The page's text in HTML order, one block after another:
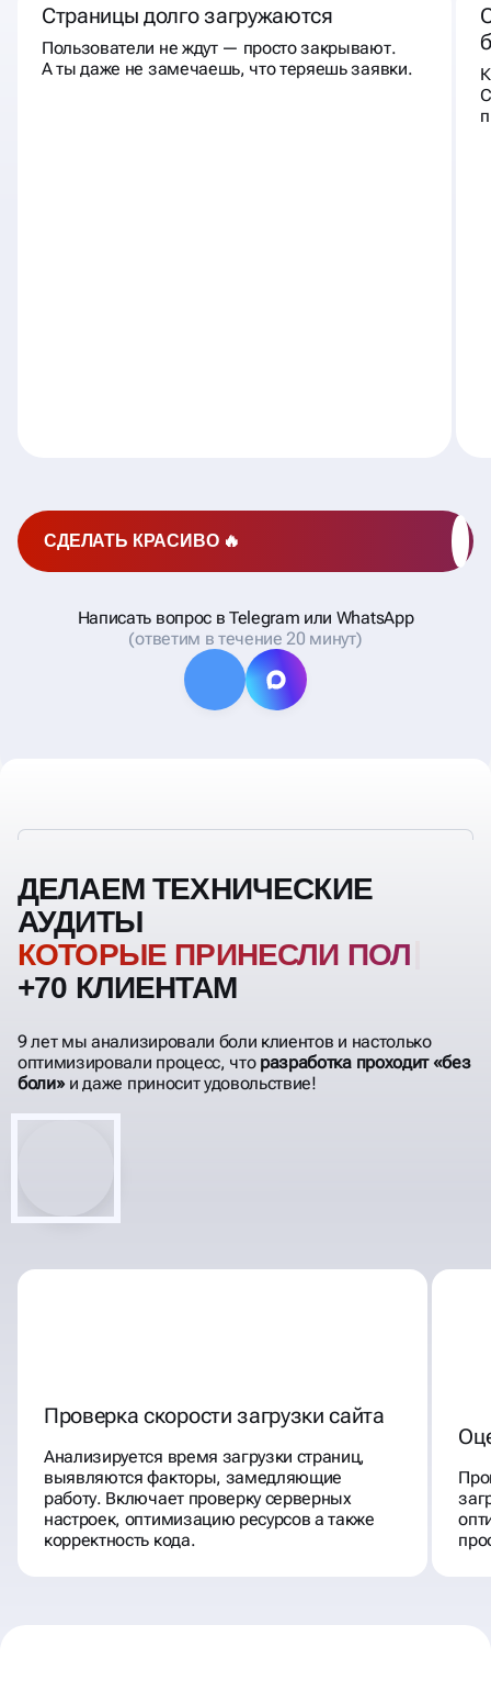
Страницы долго загружаются
Пользователи не ждут — просто закрывают.
А ты даже не замечаешь, что теряешь заявки.
Написать вопрос в Telegram или WhatsApp
(ответим в течение 20 минут)
СДЕЛАТЬ КРАСИВО 🔥
ДЕЛАЕМ ТЕХНИЧЕСКИЕ
АУДИТЫ
КОТОРЫЕ ПРИНЕСЛИ ПОЛЬЗУ
9 лет мы анализировали боли клиентов и настолько
оптимизировали процесс, чторазработка проходит «без
боли»и даже приносит удовольствие!
Проверка скорости загрузки сайта
Анализируется время загрузки страниц,
выявляются факторы, замедляющие
работу. Включает проверку серверных
настроек, оптимизацию ресурсов а также